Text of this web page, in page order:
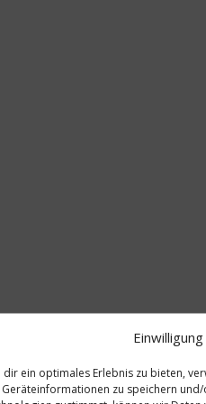
dir ein optimales Erlebnis zu bieten,
Geräteinformationen zu speichern